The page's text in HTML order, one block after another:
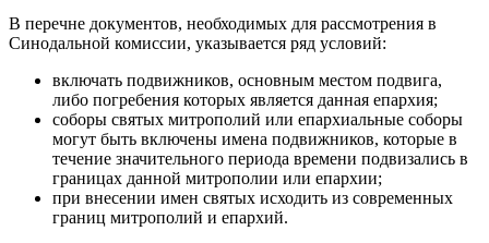
В перечне документов, необходимых для рассмотрения в
Синодальной комиссии, указывается ряд условий:
включать подвижников, основным местом подвига,
либо погребения которых является данная епархия;
соборы святых митрополий или епархиальные соборы
могут быть включены имена подвижников, которые в
течение значительного периода времени подвизались в
границах данной митрополии или епархии;
при внесении имен святых исходить из современных
границ митрополий и епархий.